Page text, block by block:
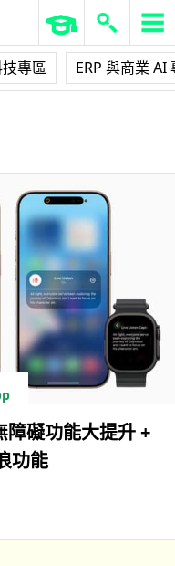
專區 ERP 與商業 AI
礙功能大提升 +
功能